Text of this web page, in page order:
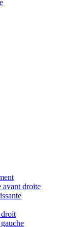
avant droite
droit